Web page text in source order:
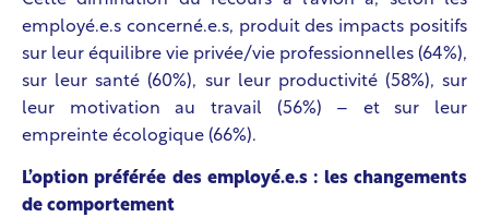
employé.e.s concerné.e.s, produit des impacts positifs
sur leur équilibre vie privée/vie professionnelles (64%),
sur leur santé (60%), sur leur productivité (58%), sur
leur motivation au travail (56%) – et sur leur
empreinte écologique (66%).
L’option préférée des employé.e.s : les changements
de comportement